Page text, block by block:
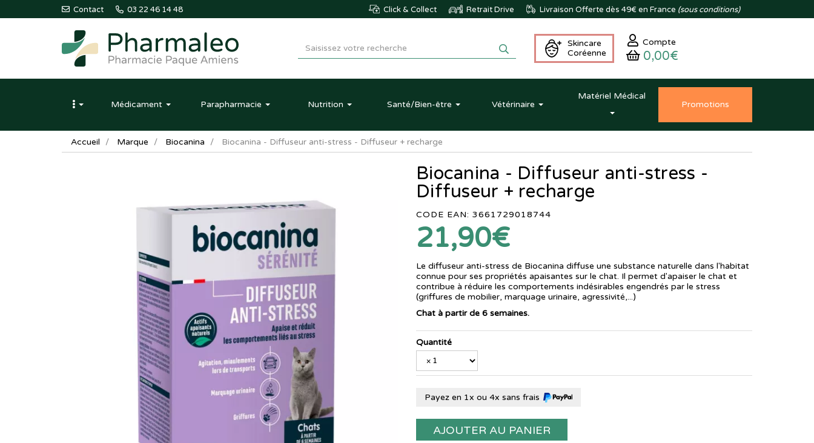
Contact 03 22 46 14 48 Click & Collect Retrait Drive Livraison Offerte dès 49€ en France (sous conditions)
Pharmaleo
Pharmacie
Paque
Amiens
Skincare
Coréenne
Compte
0,00€
Médicament Parapharmacie Nutrition Santé/Bien-être Vétérinaire
Matériel Médical
Promotions
Accueil Marque Biocanina Biocanina - Diffuseur anti-stress - Diffuseur + recharge
Biocanina - Diffuseur anti-stress -
Diffuseur + recharge
CODE EAN: 3661729018744
21,90€
Le diffuseur anti-stress de Biocanina diffuse une substance naturelle dans l'habitat
connue pour ses propriétés apaisantes sur le chat. Il permet d'apaiser le chat et
contribue à réduire les comportements indésirables engendrés par le stress
(griffures de mobilier, marquage urinaire, agressivité,...)
Chat à partir de 6 semaines.
Quantité
Payez en 1x ou 4x sans frais
AJOUTER AU PANIER